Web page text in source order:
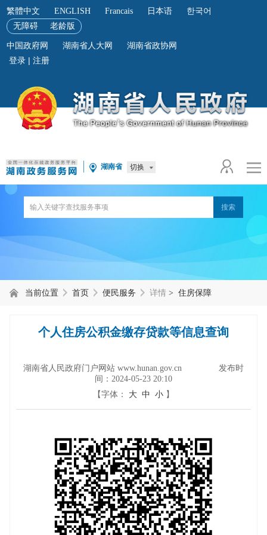
繁體中文 ENGLISH Francais 日本语
한국어
无障碍
老龄版
中国政府网 湖南省人大网 湖南省政协网
湖南省 切换
当前位置 首页 便民服务 > 住房保障
详情
个人住房公积金缴存贷款等信息查询
湖南省人民政府门户网站 www.hunan.gov.cn 发布时
间： 2024-05-23 20:10
【字体：
大 中 小 】